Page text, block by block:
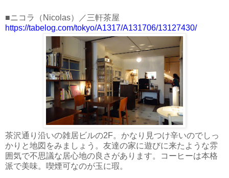
■ニコラ（Nicolas）／三軒茶屋
https://tabelog.com/tokyo/A1317/A131706/13127430/
茶沢通り沿いの雑居ビルの2F。かなり見つけ辛いのでしっ
かりと地図をみましょう。友達の家に遊びに来たような雰
囲気で不思議な居心地の良さがあります。コーヒーは本格
派で美味。喫煙可なのが玉に瑕。